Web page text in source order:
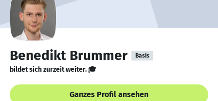
Benedikt Brummer Basis
bildet sich zurzeit weiter. 🎓
Ganzes Profil ansehen